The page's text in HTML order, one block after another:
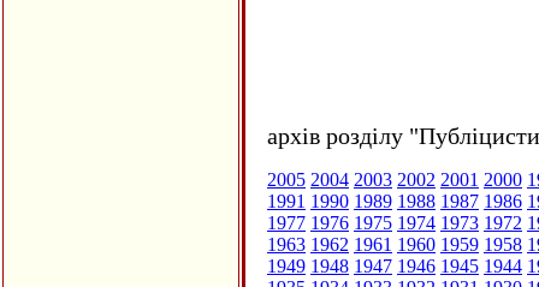
архів розділу
2005 2004 2003 2002 2001 2000
1991 1990 1989 1988 1987 1986
1977 1976 1975 1974 1973 1972
1963 1962 1961 1960 1959 1958
1949 1948 1947 1946 1945 1944